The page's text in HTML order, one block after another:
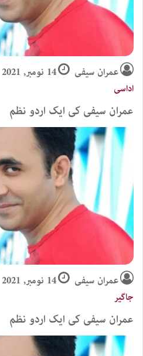
عمران سیفی 14 نومبر, 2021
اداسی
عمران سیفی کی ایک اردو نظم
عمران سیفی 14 نومبر, 2021
جاگیر
عمران سیفی کی ایک اردو نظم